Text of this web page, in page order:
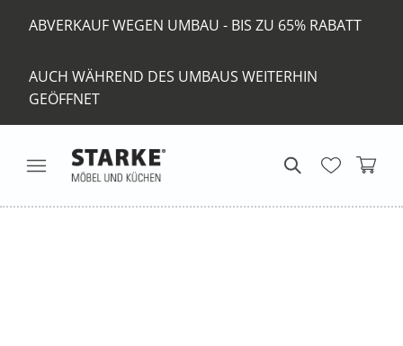
ABVERKAUF WEGEN UMBAU - BIS ZU 65% RABATT
AUCH WÄHREND DES UMBAUS WEITERHIN
GEÖFFNET